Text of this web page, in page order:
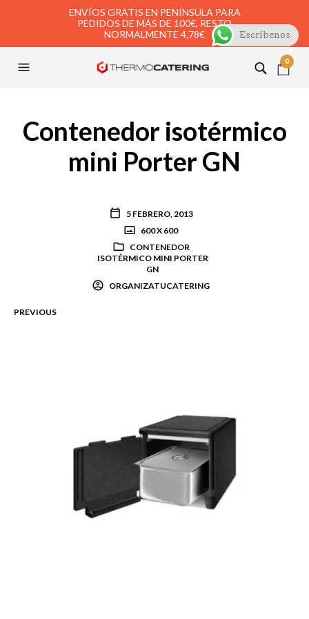
ENVÍOS GRATIS EN PENÍNSULA PARA
PEDIDOS DE MÁS DE 100€, RESTO
NORMALMENTE 4,78€
0
Contenedor isotérmico
mini Porter GN
5 FEBRERO, 2013
600 X 600
CONTENEDOR
ISOTÉRMICO MINI PORTER
GN
ORGANIZATUCATERING
PREVIOUS
Escríbenos